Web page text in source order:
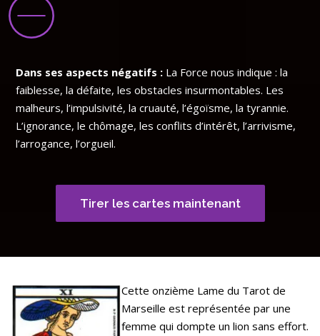
Dans ses aspects négatifs : La Force nous indique : la
faiblesse, la défaite, les obstacles insurmontables. Les
malheurs, l’impulsivité, la cruauté, l’égoïsme, la tyrannie.
L’ignorance, le chômage, les conflits d’intérêt, l’arrivisme,
l’arrogance, l’orgueil.
Tirer les cartes maintenant
Cette onzième Lame du Tarot de
Marseille est représentée par une
femme qui dompte un lion sans effort.